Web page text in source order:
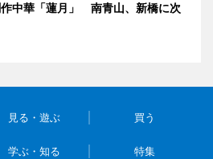
中華「蓮月」 南青山、新橋に次
見る・遊ぶ 買う
学ぶ・知る 特集